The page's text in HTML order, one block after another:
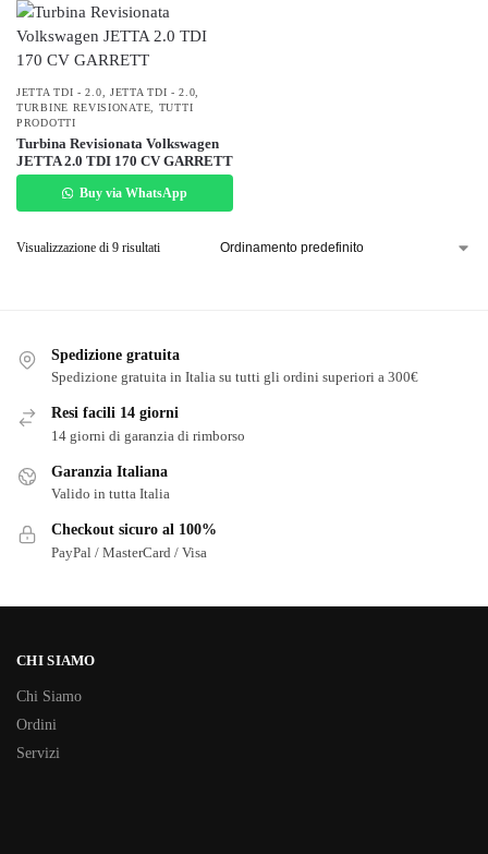
JETTA TDI - 2.0 JETTA TDI - 2.0
TURBINE REVISIONATE
TUTTI
PRODOTTI
Turbina Revisionata Volkswagen
JETTA 2.0 TDI 170 CV GARRETT
Buy via WhatsApp
Visualizzazione di 9 risultati
Spedizione gratuita
Spedizione gratuita in Italia su tutti gli ordini superiori a 300€
Resi facili 14 giorni
14 giorni di garanzia di rimborso
Garanzia Italiana
Valido in tutta Italia
Checkout sicuro al 100%
PayPal / MasterCard / Visa
CHI SIAMO
Chi Siamo
Ordini
Servizi